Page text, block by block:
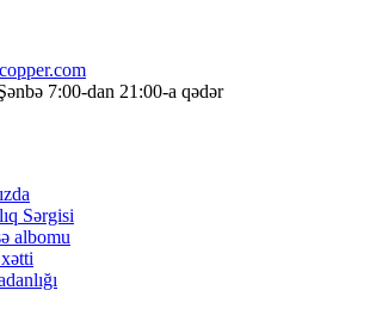
7:00-dan 21:00-a qədər
Sərgisi
albomu